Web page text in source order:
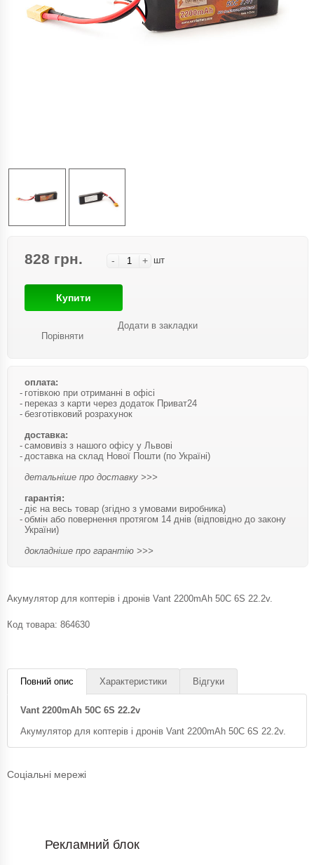
828 грн. - + шт
Купити
Порівняти
Додати в закладки
оплата:
готівкою при отриманні в офісі
переказ з карти через додаток Приват24
безготівковий розрахунок
доставка:
самовивіз з нашого офісу у Львові
доставка на склад Нової Пошти (по Україні)
детальніше про доставку >>>
гарантія:
діє на весь товар (згідно з умовами виробника)
обмін або повернення протягом 14 днів (відповідно до закону
України)
докладніше про гарантію >>>
Акумулятор для коптерів і дронів Vant 2200mAh 50C 6S 22.2v.
Код товара: 864630
Повний опис Характеристики Відгуки
Vant 2200mAh 50C 6S 22.2v
Акумулятор для коптерів і дронів Vant 2200mAh 50C 6S 22.2v.
Соціальні мережі
Рекламний блок